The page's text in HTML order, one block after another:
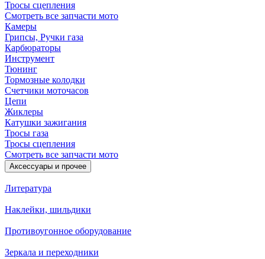
Тросы сцепления
Смотреть все запчасти мото
Камеры
Грипсы, Ручки газа
Карбюраторы
Инструмент
Тюнинг
Тормозные колодки
Счетчики моточасов
Цепи
Жиклеры
Катушки зажигания
Тросы газа
Тросы сцепления
Смотреть все запчасти мото
Аксессуары и прочее
Литература
Наклейки, шильдики
Противоугонное оборудование
Зеркала и переходники